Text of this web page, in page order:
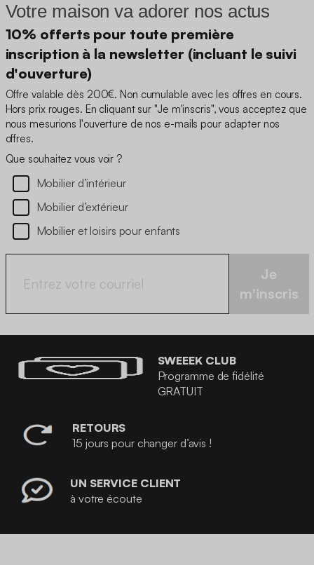
Votre maison va adorer nos actus
10% offerts pour toute première
inscription à la newsletter (incluant le suivi
d'ouverture)
Offre valable dès 200€. Non cumulable avec les offres en cours.
Hors prix rouges. En cliquant sur "Je m'inscris", vous acceptez que
nous mesurions l'ouverture de nos e-mails pour adapter nos
offres.
Que souhaitez vous voir ?
Mobilier d’intérieur
Mobilier d’extérieur
Mobilier et loisirs pour enfants
Je
m'inscris
SWEEEK CLUB
Programme de fidélité
GRATUIT
RETOURS
15 jours pour changer d’avis !
UN SERVICE CLIENT
à votre écoute